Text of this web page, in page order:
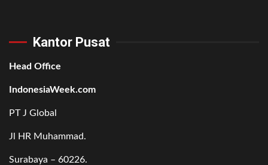
Kantor Pusat
Head Office
IndonesiaWeek.com
PT J Global
Jl HR Muhammad.
Surabaya – 60226.